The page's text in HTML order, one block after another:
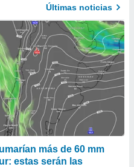
Últimas noticias
más de 60 mm
estas serán las